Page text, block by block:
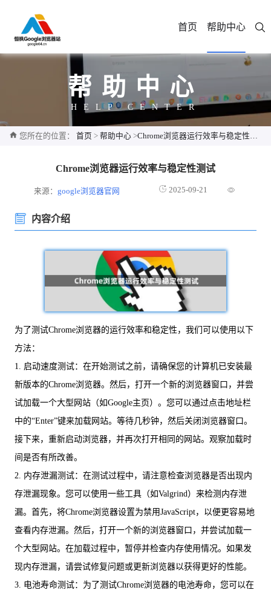
首页 帮助中心
帮助中心
HELP CENTER
您所在的位置： 首页 > 帮助中心 >Chrome浏览器运行效率与稳定性测试
Chrome浏览器运行效率与稳定性测试
来源：google浏览器官网 2025-09-21
内容介绍
为了测试Chrome浏览器的运行效率和稳定性，我们可以使用以下
方法：
1. 启动速度测试：在开始测试之前，请确保您的计算机已安装最
新版本的Chrome浏览器。然后，打开一个新的浏览器窗口，并尝
试加载一个大型网站（如Google主页）。您可以通过点击地址栏
中的“Enter”键来加载网站。等待几秒钟，然后关闭浏览器窗口。
接下来，重新启动浏览器，并再次打开相同的网站。观察加载时
间是否有所改善。
2. 内存泄漏测试：在测试过程中，请注意检查浏览器是否出现内
存泄漏现象。您可以使用一些工具（如Valgrind）来检测内存泄
漏。首先，将Chrome浏览器设置为禁用JavaScript，以便更容易地
查看内存泄漏。然后，打开一个新的浏览器窗口，并尝试加载一
个大型网站。在加载过程中，暂停并检查内存使用情况。如果发
现内存泄漏，请尝试修复问题或更新浏览器以获得更好的性能。
3. 电池寿命测试：为了测试Chrome浏览器的电池寿命，您可以在